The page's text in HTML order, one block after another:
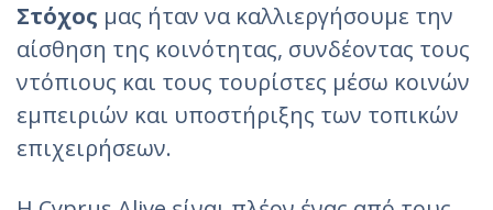
Στόχος μας ήταν να καλλιεργήσουμε την
αίσθηση της κοινότητας, συνδέοντας τους
ντόπιους και τους τουρίστες μέσω κοινών
εμπειριών και υποστήριξης των τοπικών
επιχειρήσεων.